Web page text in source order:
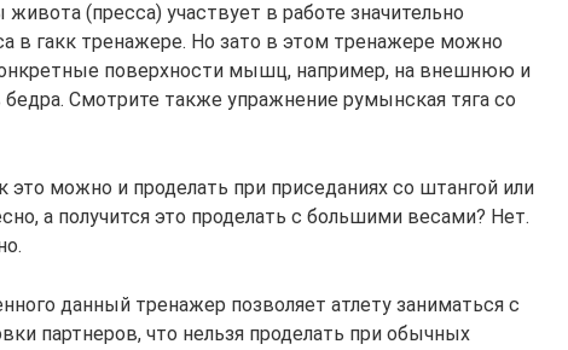
(пресса) участвует в работе значительно
в гакк тренажере. Но зато в этом тренажере можно
поверхности мышц, например, на внешнюю и
Смотрите также упражнение румынская тяга со
это можно и проделать при приседаниях со штангой или
а получится это проделать с большими весами? Нет.
данный тренажер позволяет атлету заниматься с
партнеров, что нельзя проделать при обычных